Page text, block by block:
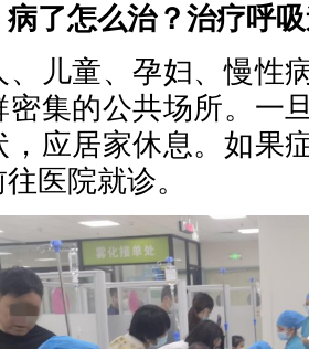
了怎么治？治疗呼
童、孕妇、慢性
密集的公共场所。一
，应居家休息。如果
医院就诊。